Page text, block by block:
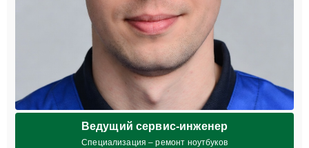
Ведущий сервис-инженер
Специализация – ремонт ноутбуков